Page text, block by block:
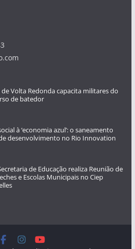
Volta Redonda capacita militares do
de batedor
à ‘economia azul’: o saneamento
desenvolvimento no Rio Innovation
de Educação realiza Reunião de
e Escolas Municipais no Ciep